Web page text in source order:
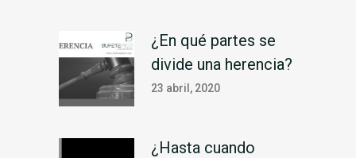
¿En qué partes se
divide una herencia?
23 abril, 2020
¿Hasta cuando